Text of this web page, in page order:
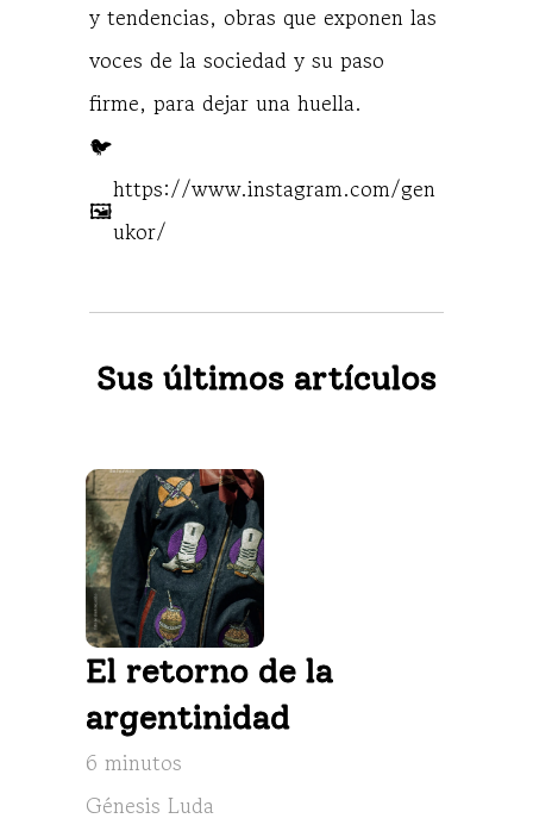
y tendencias, obras que exponen las
voces de la sociedad y su paso
firme, para dejar una huella.
🖼️
https://www.instagram.com/gen
ukor/
🐦
Sus últimos artículos
El retorno de la
argentinidad
6 minutos
Génesis Luda